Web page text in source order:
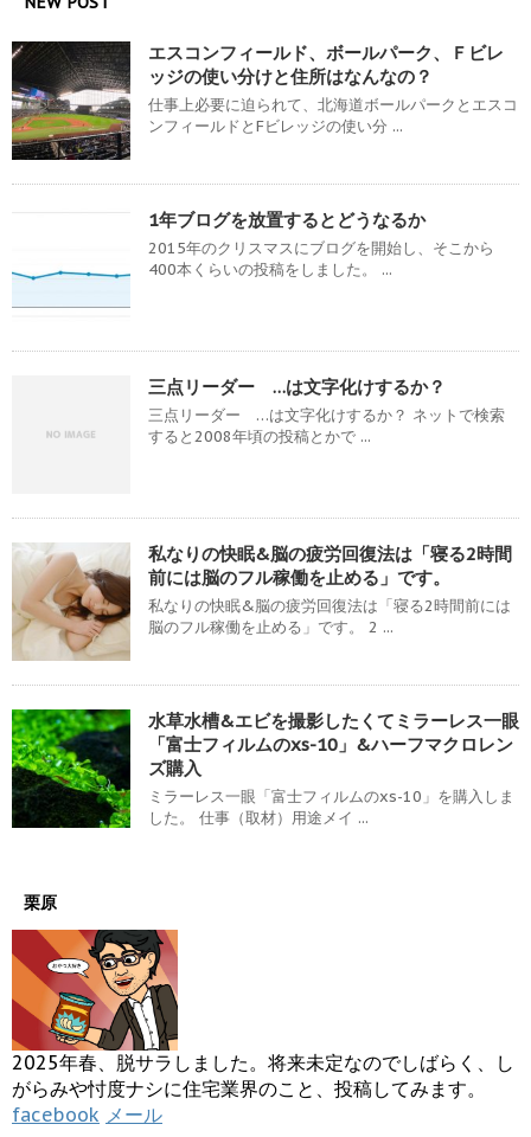
エスコンフィールド、ボールパーク、Ｆビレ
ッジの使い分けと住所はなんなの？
仕事上必要に迫られて、北海道ボールパークとエスコ
ンフィールドとFビレッジの使い分 ...
1年ブログを放置するとどうなるか
2015年のクリスマスにブログを開始し、そこから
400本くらいの投稿をしました。 ...
三点リーダー …は文字化けするか？
三点リーダー …は文字化けするか？ ネットで検索
すると2008年頃の投稿とかで ...
私なりの快眠&脳の疲労回復法は「寝る2時間
前には脳のフル稼働を止める」です。
私なりの快眠&脳の疲労回復法は「寝る2時間前には
脳のフル稼働を止める」です。 2 ...
水草水槽&エビを撮影したくてミラーレス一眼
「富士フィルムのxs-10」&ハーフマクロレン
ズ購入
ミラーレス一眼「富士フィルムのxs-10」を購入しま
した。 仕事（取材）用途メイ ...
栗原
2025年春、脱サラしました。将来未定なのでしばらく、し
がらみや忖度ナシに住宅業界のこと、投稿してみます。
facebook メール